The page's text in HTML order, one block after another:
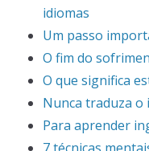
idiomas
Um passo
O fim do
O que significa
Nunca traduza o
Para aprender